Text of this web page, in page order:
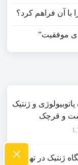
موفقیت”
و ژنتیک
و قرچک
ژنتیک در تهران×